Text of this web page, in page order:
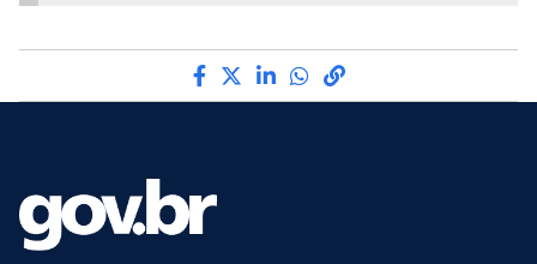
Compartilhe por Facebook
Compartilhe por Twitter
Compartilhe por
Compartilhe por
link para Copiar